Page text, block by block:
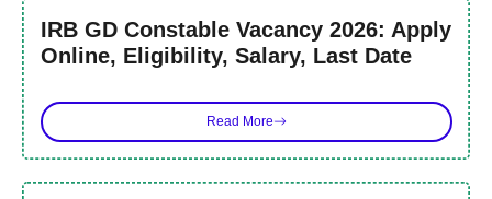
IRB GD Constable Vacancy 2026: Apply
Online, Eligibility, Salary, Last Date
Read More